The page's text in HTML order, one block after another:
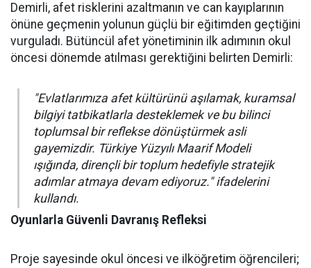
Demirli, afet risklerini azaltmanın ve can kayıplarının
önüne geçmenin yolunun güçlü bir eğitimden geçtiğini
vurguladı. Bütüncül afet yönetiminin ilk adımının okul
öncesi dönemde atılması gerektiğini belirten Demirli:
"Evlatlarımıza afet kültürünü aşılamak, kuramsal
bilgiyi tatbikatlarla desteklemek ve bu bilinci
toplumsal bir reflekse dönüştürmek asli
gayemizdir. Türkiye Yüzyılı Maarif Modeli
ışığında, dirençli bir toplum hedefiyle stratejik
adımlar atmaya devam ediyoruz." ifadelerini
kullandı.
Oyunlarla Güvenli Davranış Refleksi
Proje sayesinde okul öncesi ve ilköğretim öğrencileri;